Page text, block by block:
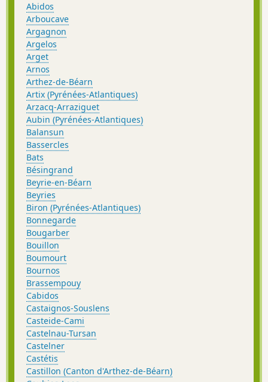
Abidos
Arboucave
Argagnon
Argelos
Arget
Arnos
Arthez-de-Béarn
Artix (Pyrénées-Atlantiques)
Arzacq-Arraziguet
Aubin (Pyrénées-Atlantiques)
Balansun
Bassercles
Bats
Bésingrand
Beyrie-en-Béarn
Beyries
Biron (Pyrénées-Atlantiques)
Bonnegarde
Bougarber
Bouillon
Boumourt
Bournos
Brassempouy
Cabidos
Castaignos-Souslens
Casteide-Cami
Castelnau-Tursan
Castelner
Castétis
Castillon (Canton d'Arthez-de-Béarn)